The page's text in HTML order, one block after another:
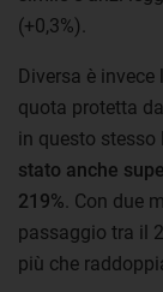
(+0,3%).
Diversa è
quota protetta
in questo stesso
stato anche
219%. Con due
passaggio tra il
più che